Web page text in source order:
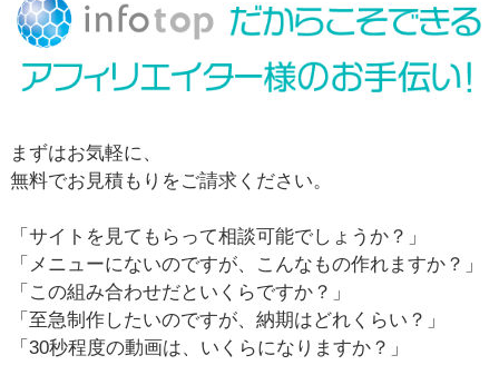
まずはお気軽に、
無料でお見積もりをご請求ください。
「サイトを見てもらって相談可能でしょうか？」
「メニューにないのですが、こんなもの作れますか？」
「この組み合わせだといくらですか？」
「至急制作したいのですが、納期はどれくらい？」
「30秒程度の動画は、いくらになりますか？」